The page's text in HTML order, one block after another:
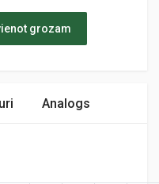
grozam
Analogs